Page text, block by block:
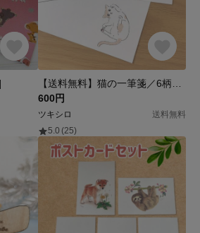
600円
ツキシロ
送料無料
5.0 (25)